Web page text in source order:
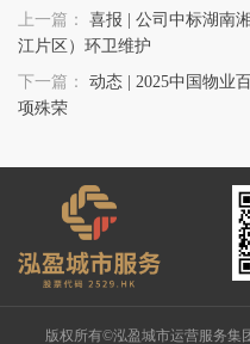
上一篇：
喜报 | 公司中标湖南
江片区）环卫维护
下一篇：
动态 | 2025中国物业
项殊荣
版权所有©泓盈城市运营服务集